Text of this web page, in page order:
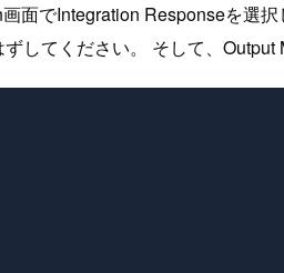
面でIntegration Responseを選
してください。 そして、